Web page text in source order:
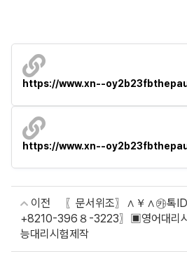
https://www.xn--
https://www.xn--
이전
〖문서위조〗∧￥∧㉸톡
+8210-396８-3223〗▣영어대리
능대리시험제작